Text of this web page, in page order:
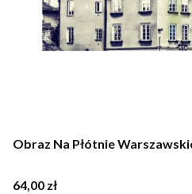
Obraz Na Płótnie
Cena
64,00 zł